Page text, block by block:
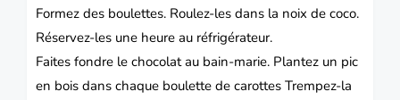
Formez des boulettes. Roulez-les dans la noix de coco.
Réservez-les une heure au réfrigérateur.
Faites fondre le chocolat au bain-marie. Plantez un pic
en bois dans chaque boulette de carottes Trempez-la